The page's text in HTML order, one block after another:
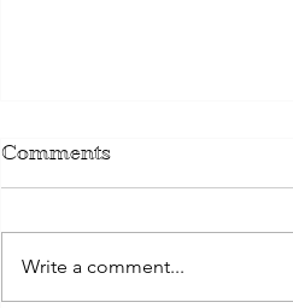
Comments
Write a comment...